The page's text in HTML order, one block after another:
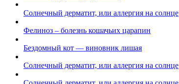
Солнечный дерматит, или аллергия на солнце
Фелиноз – болезнь кошачьих царапин
Бездомный кот — виновник лишая
Солнечный дерматит, или аллергия на солнце